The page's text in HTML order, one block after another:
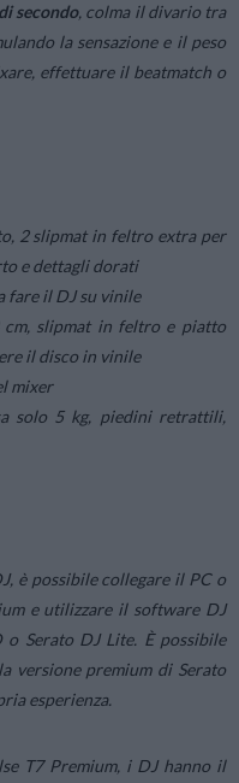
secondo, colma il divario tra
la sensazione e il peso
effettuare il beatmatch o
2 slipmat in feltro extra per
e dettagli dorati
fare il DJ su vinile
slipmat in feltro e piatto
il disco in vinile
mixer
solo 5 kg, piedini retrattili,
è possibile collegare il PC o
e utilizzare il software DJ
o Serato DJ Lite. È possibile
versione premium di Serato
esperienza.
T7 Premium, i DJ hanno il